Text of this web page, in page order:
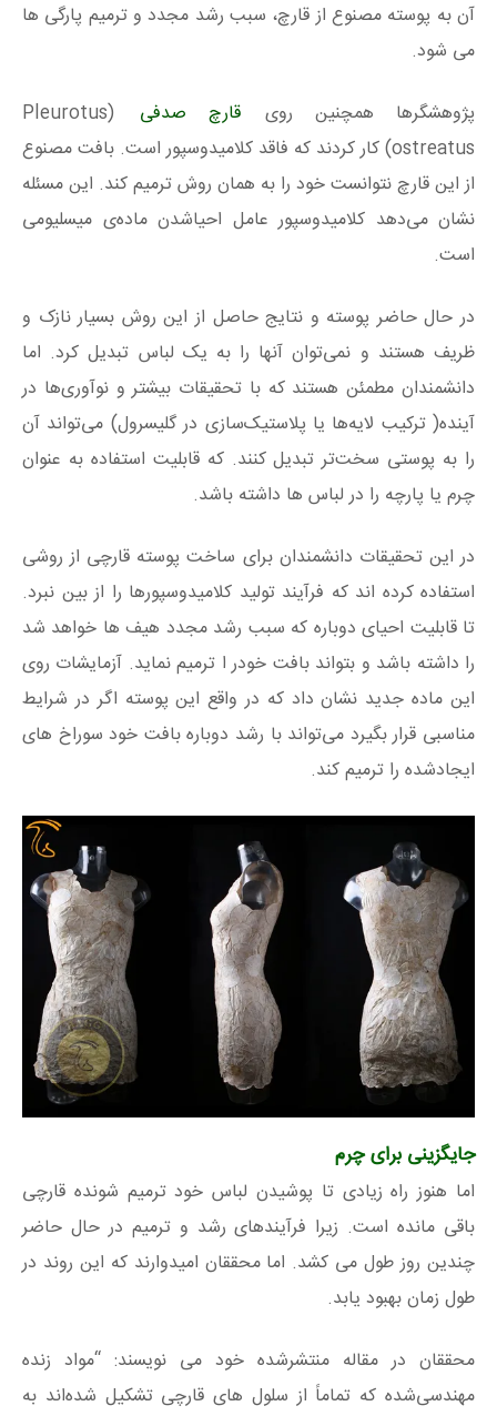
آن به پوسته مصنوع از قارچ، سبب رشد مجدد و ترمیم پارگی ها
می شود.
پژوهشگرها همچنین روی قارچ صدفی
(Pleurotus
ostreatus) کار کردند که فاقد کلامیدوسپور است. بافت مصنوع
از این قارچ نتوانست خود را به همان روش ترمیم کند. این مسئله
نشان می‌دهد کلامیدوسپور عامل احیاشدن ماده‌ی میسلیومی
است.
در حال حاضر پوسته و نتایج حاصل از این روش بسیار نازک و
ظریف هستند و نمی‌توان آنها را به یک لباس تبدیل کرد. اما
دانشمندان مطمئن هستند که با تحقیقات بیشتر و نوآوری‌ها در
آینده( ترکیب لایه‌ها یا پلاستیک‌سازی در گلیسرول) می‌تواند آن
را به پوستی سخت‌تر تبدیل کنند. که قابلیت استفاده به عنوان
چرم یا پارچه را در لباس ها داشته باشد.
در این تحقیقات دانشمندان برای ساخت پوسته قارچی از روشی
استفاده کرده اند که فرآیند تولید کلامیدوسپورها را از بین نبرد.
تا قابلیت احیای دوباره که سبب رشد مجدد هیف ها خواهد شد
را داشته باشد و بتواند بافت خودر ا ترمیم نماید. آزمایشات روی
این ماده جدید نشان داد که در واقع این پوسته اگر در شرایط
مناسبی قرار بگیرد می‌تواند با رشد دوباره بافت خود سوراخ‌ های
ایجادشده را ترمیم کند.
جایگزینی برای چرم
اما هنوز راه زیادی تا پوشیدن لباس خود ترمیم شونده قارچی
باقی مانده است. زیرا فرآیندهای رشد و ترمیم در حال حاضر
چندین روز طول می کشد. اما محققان امیدوارند که این روند در
طول زمان بهبود یابد.
محققان در مقاله منتشرشده خود می نویسند: “مواد زنده
مهندسی‌شده که تماماً از سلول های قارچی تشکیل شده‌اند به